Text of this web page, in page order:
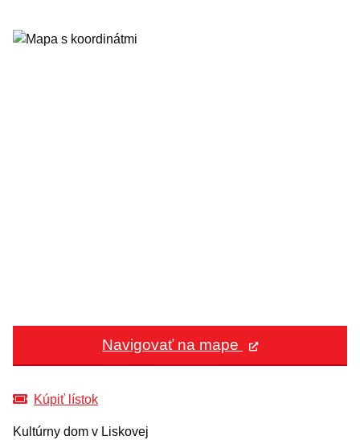
Navigovať na mape
Kúpiť lístok
Kultúrny dom v Liskovej